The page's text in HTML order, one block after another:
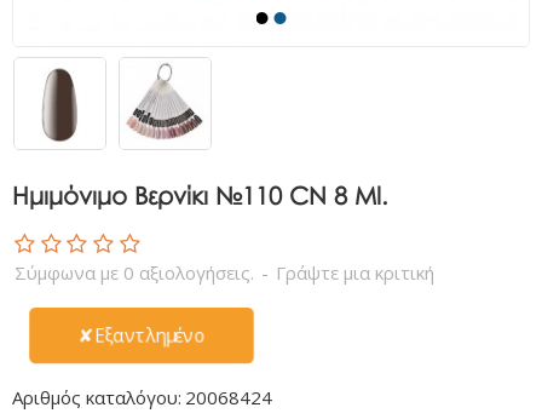
Ημιμόνιμο Βερνίκι №110 CN 8 Ml.
✘Εξαντλημένο
Αριθμός καταλόγου: 20068424
Σύμφωνα με 0 αξιολογήσεις. - Γράψτε μια κριτική